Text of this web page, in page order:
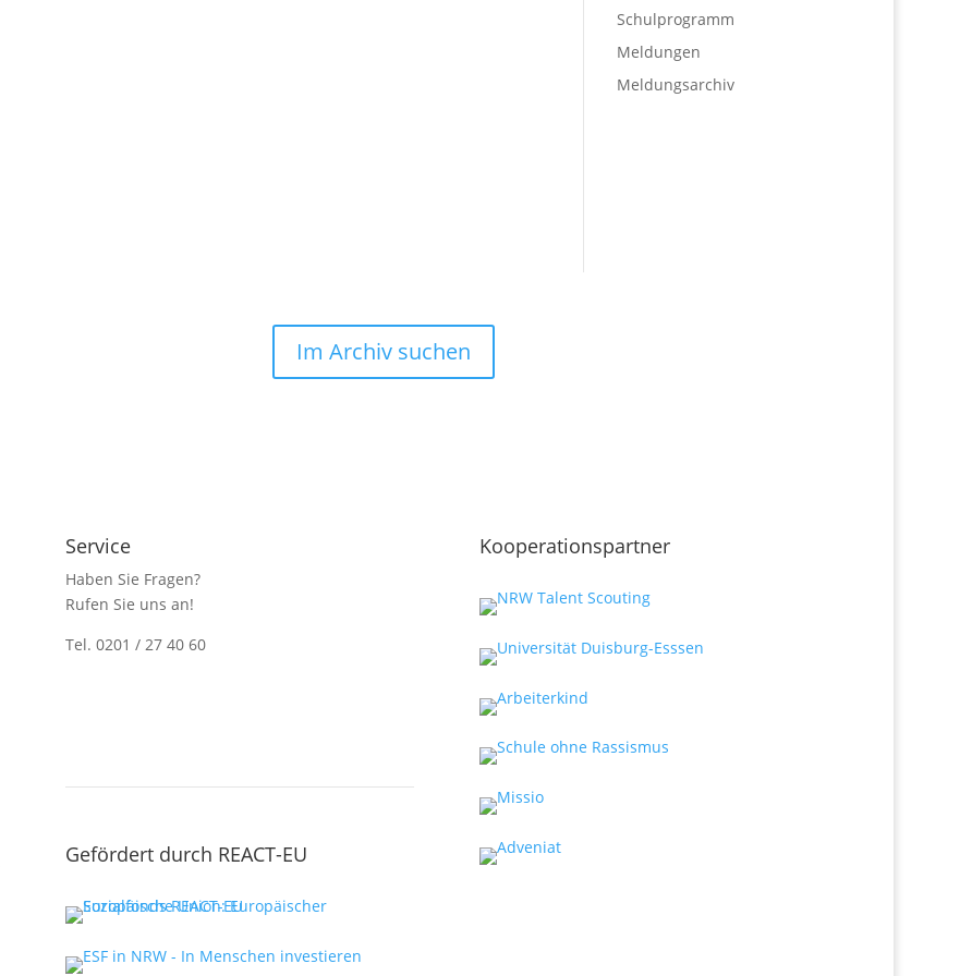
Schulprogramm
Meldungen
Meldungsarchiv
Im Archiv suchen
Service
Haben Sie Fragen?
Rufen Sie uns an!
Tel. 0201 / 27 40 60
Gefördert durch REACT-EU
Kooperationspartner